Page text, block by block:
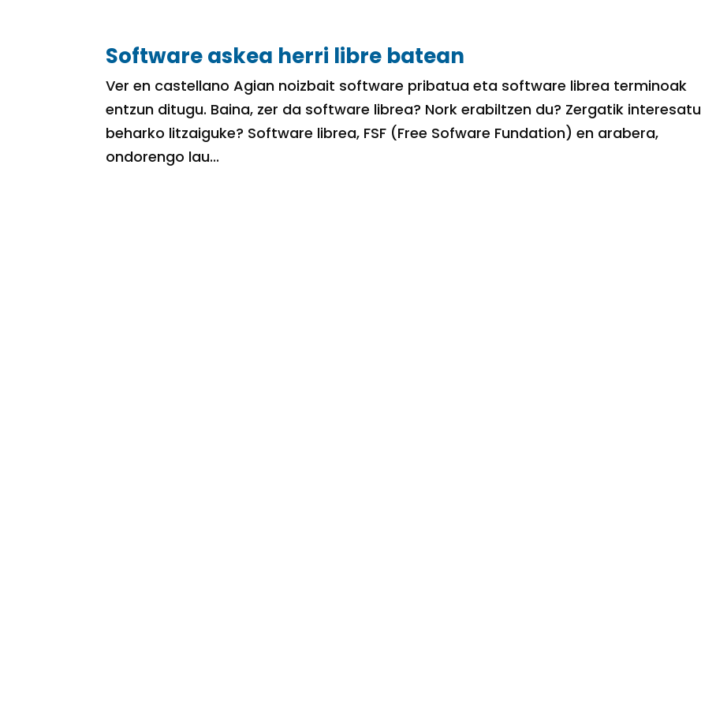
Software askea herri libre batean
Ver en castellano Agian noizbait software pribatua eta software librea terminoak
entzun ditugu. Baina, zer da software librea? Nork erabiltzen du? Zergatik interesatu
beharko litzaiguke? Software librea, FSF (Free Sofware Fundation) en arabera,
ondorengo lau...